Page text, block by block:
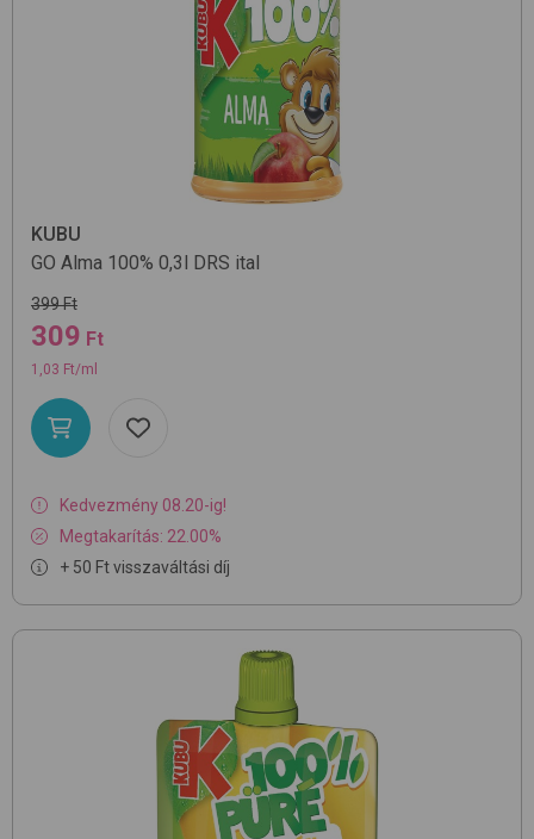
KUBU
GO Alma 100% 0,3l DRS ital
399 Ft
309 Ft
1,03 Ft/ml
Kedvezmény 08.20-ig!
Megtakarítás: 22.00%
+ 50 Ft visszaváltási díj